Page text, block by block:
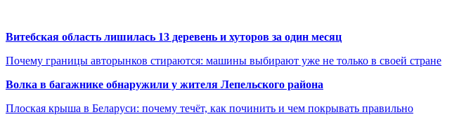
Витебская область лишилась 13 деревень и хуторов за один месяц
Почему границы авторынков стираются: машины выбирают уже не только в своей стране
Волка в багажнике обнаружили у жителя Лепельского района
Плоская крыша в Беларуси: почему течёт, как починить и чем покрывать правильно